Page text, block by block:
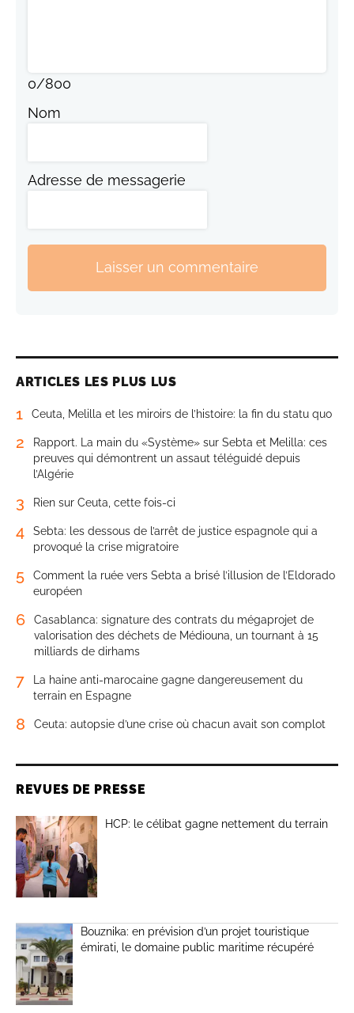
0/800
Nom
Adresse de messagerie
Laisser un commentaire
ARTICLES LES PLUS LUS
1 Ceuta, Melilla et les miroirs de l’histoire: la fin du statu quo
2
Rapport. La main du «Système» sur Sebta et Melilla: ces
preuves qui démontrent un assaut téléguidé depuis
l’Algérie
3 Rien sur Ceuta, cette fois-ci
4
Sebta: les dessous de l’arrêt de justice espagnole qui a
provoqué la crise migratoire
5
Comment la ruée vers Sebta a brisé l’illusion de l’Eldorado
européen
6
Casablanca: signature des contrats du mégaprojet de
valorisation des déchets de Médiouna, un tournant à 15
milliards de dirhams
7
La haine anti-marocaine gagne dangereusement du
terrain en Espagne
8 Ceuta: autopsie d’une crise où chacun avait son complot
REVUES DE PRESSE
HCP: le célibat gagne nettement du terrain
Bouznika: en prévision d’un projet touristique
émirati, le domaine public maritime récupéré